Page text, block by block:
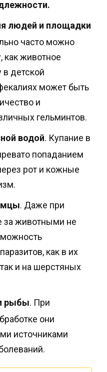
людей и площадки
часто можно
как животное
детской
может быть
и
гельминтов.
водой. Купание в
попаданием
рот и кожные
. Даже при
за животными не
как в их
и на шерстяных
рыбы. При
они
источниками